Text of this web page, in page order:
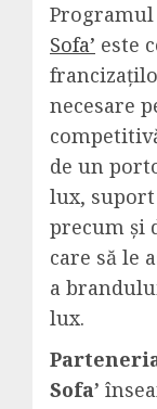
Sofa’ este
necesare
de un
lux,
precum și
care să le
a
lux.
Sofa’